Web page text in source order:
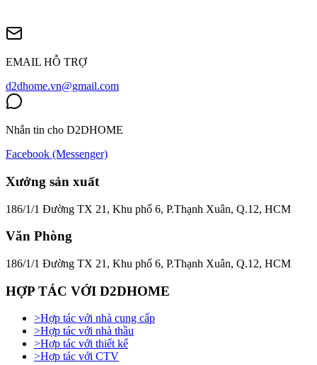
EMAIL HỖ TRỢ
d2dhome.vn@gmail.com
Nhắn tin cho D2DHOME
Facebook (Messenger)
Xưởng sản xuất
186/1/1 Đường TX 21, Khu phố 6, P.Thạnh Xuân, Q.12, HCM
Văn Phòng
186/1/1 Đường TX 21, Khu phố 6, P.Thạnh Xuân, Q.12, HCM
HỢP TÁC VỚI D2DHOME
>Hợp tác với nhà cung cấp
>Hợp tác với nhà thầu
>Hợp tác với thiết kế
>Hợp tác với CTV